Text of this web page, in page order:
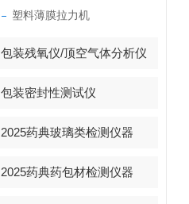
塑料薄膜拉力机
包装残氧仪/顶空气体分析仪
包装密封性测试仪
2025药典玻璃类检测仪器
2025药典药包材检测仪器